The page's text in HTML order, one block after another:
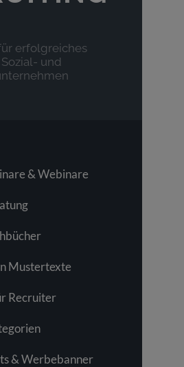
erfolgreiches
und
& Webinare
Mustertexte
Recruiter
& Werbebanner